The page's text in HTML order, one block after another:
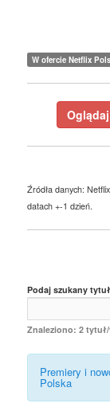
W ofercie Netflix
Źródła danych:
datach +-1 dzień.
Podaj szukany
Znaleziono: 2
Premiery i
Polska